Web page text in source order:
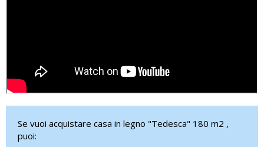
Se vuoi acquistare casa in legno "Tedesca" 180 m2 ,
puoi: